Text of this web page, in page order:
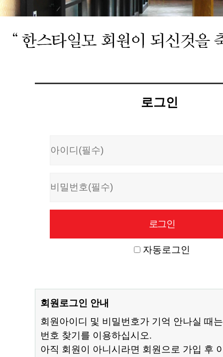
로그인
자동로그인
회원로그인 안내
회원아이디 및 비밀번호가 기억 안나실 때
번호 찾기를 이용하십시오.
아직 회원이 아니시라면 회원으로 가입 후